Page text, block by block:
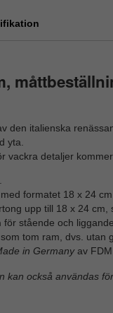
den italienska
yta.
vackra detaljer
formatet 18 x 24 cm.
upp till 18 x 24 cm,
för stående och
tom ram, dvs. utan
in Germanyav
kan också användas